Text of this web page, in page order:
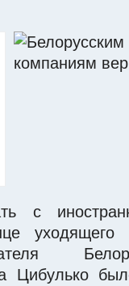
с
уходящего
Цибулько